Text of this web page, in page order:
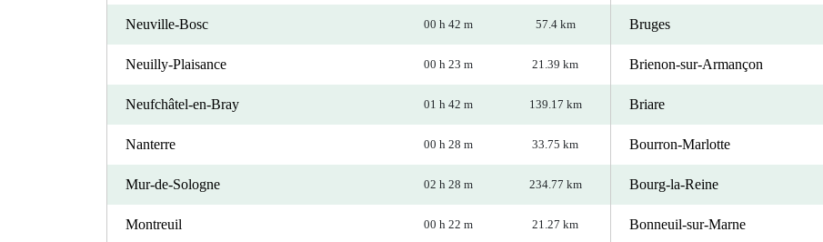
Neuville-Bosc 00 h 42 m 57.4 km
Neuilly-Plaisance 00 h 23 m 21.39 km
Neufchâtel-en-Bray 01 h 42 m 139.17 km
Nanterre 00 h 28 m 33.75 km
Mur-de-Sologne 02 h 28 m 234.77 km
Montreuil 00 h 22 m 21.27 km
Bruges
Brienon-sur-Armançon
Briare
Bourron-Marlotte
Bourg-la-Reine
Bonneuil-sur-Marne